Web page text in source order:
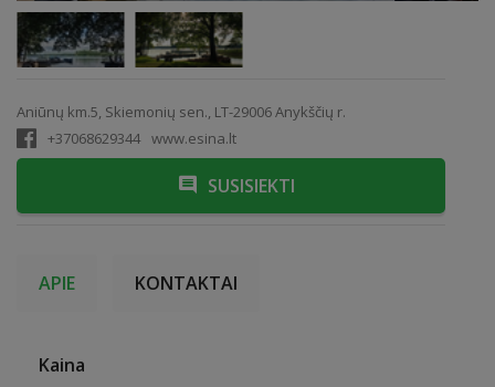
Aniūnų km.5, Skiemonių sen., LT-29006 Anykščių r.
+37068629344 www.esina.lt
SUSISIEKTI
APIE KONTAKTAI
Kaina